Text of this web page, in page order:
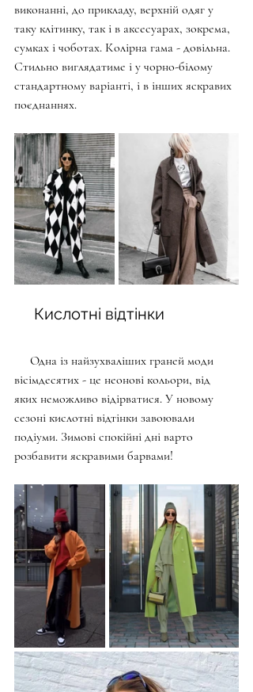
виконанні, до прикладу, верхній одяг у
таку клітинку, так і в аксесуарах, зокрема,
сумках і чоботах. Колірна гама - довільна.
Стильно виглядатиме і у чорно-білому
стандартному варіанті, і в інших яскравих
поєднаннях.
Кислотні відтінки
Одна із найзухваліших граней моди
вісімдесятих - це неонові кольори, від
яких неможливо відірватися. У новому
сезоні кислотні відтінки завоювали
подіуми. Зимові спокійні дні варто
розбавити яскравими барвами!